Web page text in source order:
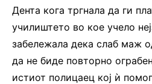
Дента кога тргнала да ги
училиштето во кое учело
забележала дека слаб маж
да не биде повторно
истиот полицаец кој ѝ